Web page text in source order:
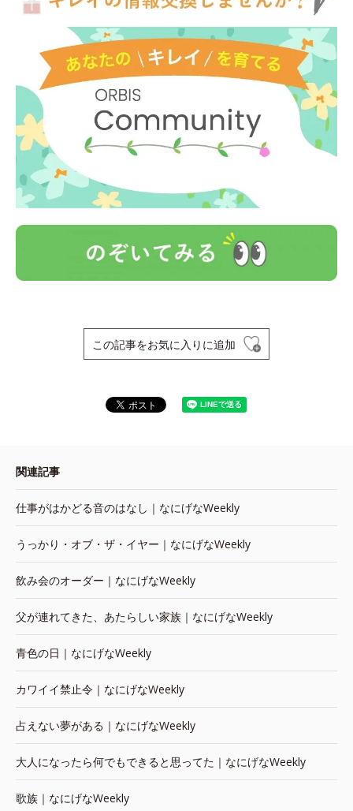
この記事をお気に入りに追加
関連記事
仕事がはかどる音のはなし｜なにげなWeekly
うっかり・オブ・ザ・イヤー｜なにげなWeekly
飲み会のオーダー｜なにげなWeekly
父が連れてきた、あたらしい家族｜なにげなWeekly
青色の日｜なにげなWeekly
カワイイ禁止令｜なにげなWeekly
占えない夢がある｜なにげなWeekly
大人になったら何でもできると思ってた｜なにげなWeekly
歌族｜なにげなWeekly